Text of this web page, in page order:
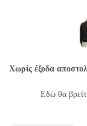
Χωρίς έξοδα
Εδώ θα